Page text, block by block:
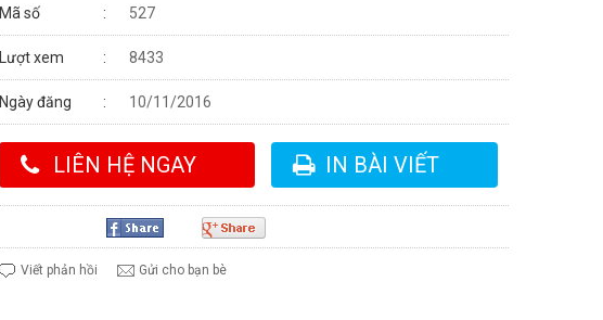
Mã số 527
Lượt xem 8433
Ngày đăng 10/11/2016
LIÊN HỆ NGAY IN BÀI VIẾT
Viết phản hồi Gửi cho bạn bè